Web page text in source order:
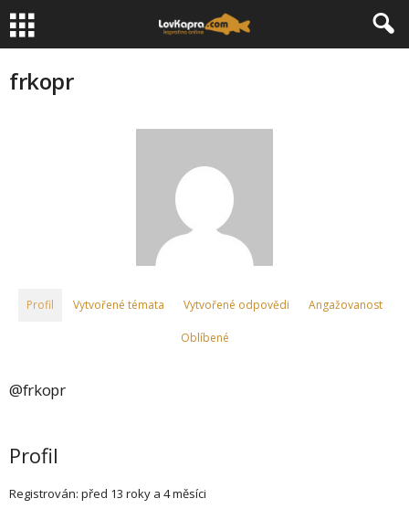
frkopr
Profil Vytvořené témata Vytvořené odpovědi Angažovanost
Oblíbené
@frkopr
Profil
Registrován: před 13 roky a 4 měsíci